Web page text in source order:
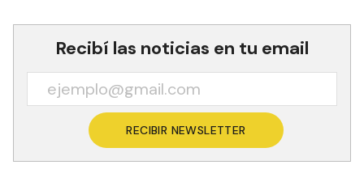
Recibí las noticias en tu email
RECIBIR NEWSLETTER